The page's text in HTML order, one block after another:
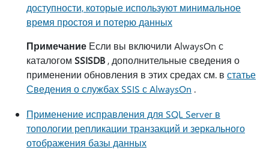
доступности, которые используют минимальное
время простоя и потерю данных
Примечание Если вы включили AlwaysOn с
каталогом SSISDB , дополнительные сведения о
применении обновления в этих средах см. в статье
Сведения о службах SSIS с AlwaysOn .
Применение исправления для SQL Server в
топологии репликации транзакций и зеркального
отображения базы данных